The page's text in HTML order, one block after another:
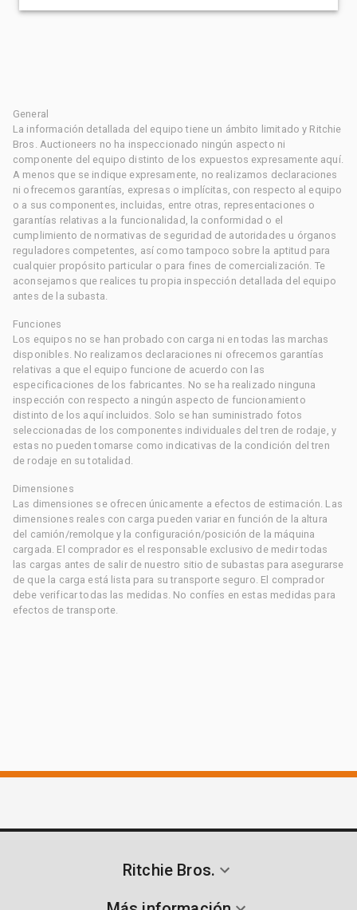
General
La información detallada del equipo tiene un ámbito limitado y Ritchie
Bros. Auctioneers no ha inspeccionado ningún aspecto ni
componente del equipo distinto de los expuestos expresamente aquí.
A menos que se indique expresamente, no realizamos declaraciones
ni ofrecemos garantías, expresas o implícitas, con respecto al equipo
o a sus componentes, incluidas, entre otras, representaciones o
garantías relativas a la funcionalidad, la conformidad o el
cumplimiento de normativas de seguridad de autoridades u órganos
reguladores competentes, así como tampoco sobre la aptitud para
cualquier propósito particular o para fines de comercialización. Te
aconsejamos que realices tu propia inspección detallada del equipo
antes de la subasta.
Funciones
Los equipos no se han probado con carga ni en todas las marchas
disponibles. No realizamos declaraciones ni ofrecemos garantías
relativas a que el equipo funcione de acuerdo con las
especificaciones de los fabricantes. No se ha realizado ninguna
inspección con respecto a ningún aspecto de funcionamiento
distinto de los aquí incluidos. Solo se han suministrado fotos
seleccionadas de los componentes individuales del tren de rodaje, y
estas no pueden tomarse como indicativas de la condición del tren
de rodaje en su totalidad.
Dimensiones
Las dimensiones se ofrecen únicamente a efectos de estimación. Las
dimensiones reales con carga pueden variar en función de la altura
del camión/remolque y la configuración/posición de la máquina
cargada. El comprador es el responsable exclusivo de medir todas
las cargas antes de salir de nuestro sitio de subastas para asegurarse
de que la carga está lista para su transporte seguro. El comprador
debe verificar todas las medidas. No confíes en estas medidas para
efectos de transporte.
Ritchie Bros.